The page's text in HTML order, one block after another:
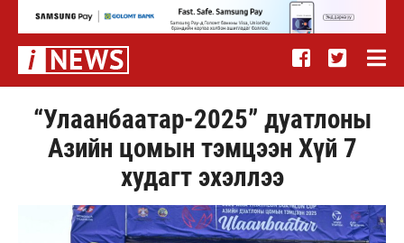
“Улаанбаатар-2025” дуатлоны
Азийн цомын тэмцээн Хүй 7
худагт эхэллээ